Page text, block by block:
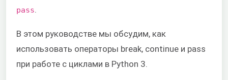
pass
В этом руководстве мы обсудим, как
использовать операторы break, continue и pass
при работе с циклами в Python 3.